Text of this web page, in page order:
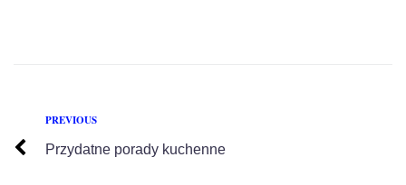
PREVIOUS
Przydatne porady kuchenne